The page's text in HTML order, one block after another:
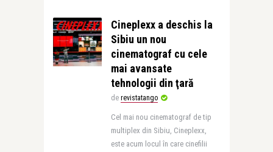
Cineplexx a deschis la
Sibiu un nou
cinematograf cu cele
mai avansate
tehnologii din ţară
de revistatango
Cel mai nou cinematograf de tip
multiplex din Sibiu, Cineplexx,
este acum locul în care cinefilii